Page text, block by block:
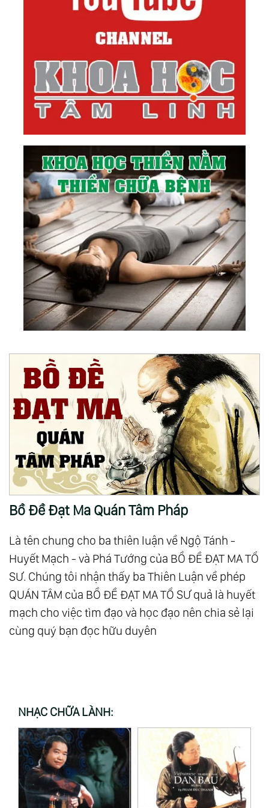
Khoa Học Tâm Linh Kiến Đại Đồng
80.Sự Thật - The Truth
Ảo Ảnh
82.Sự Sống Của Đất - Hãy Bảo Vệ Đất
83.Thượng Đế Bảo Ta Rằng...
84.Ma Khảo
Bàn Về Đạo Và Giáo
86.Chữa Lành (Healing) Là Gì?
87.Sức Mạnh Của Sự Dịu Dàng
88.Tâm Lương Thiện Tỏa Sáng, Thơm Người Và
Cũng Ấm Mình
89.Cách Dòng Ý Thức Tác Động Lên Cuộc Đời
Bạn
90.Hành Trình Của Giác Ngộ
91. Sáng Thế Chủ
92.Người Thầy Lớn Nhất
94. Con Đường Trung Đạo
95.Chân Tâm
96.Chân Ái
97.Thượng Đế Muôn Màu
98.Tùy Duyên
99. Bản Chất Của Sự Sống
100.Viết Về Cái Không
101.Cuộc Đại Khủng Hoảng
102. Cuộc Đối Thoại Giữa Thiện Và Ác
103.Thức Tỉnh Ảo
104.Thế Giới Này Vốn Không Tồn Tại Bóng Tối, Cái
Lạnh Và Sự Xấu Xa
105.Chia Sẻ Pháp Đạo
106.Không Phân Biệt Là Tình Yêu Thương Lớn Lao
Nhất
110.Đại Đồng
111.Cái Giá Của Sự Tỉnh Thức
112.Luật Của Một
113.Tất Cả Chúng Ta Đều Là Một
114.Cuộc Sống Cân Bằng: Chìa Khóa Hài Hòa Từ
Bồ Đề Đạt Ma Quán Tâm Pháp
Là tên chung cho ba thiên luận về Ngộ Tánh -
Huyết Mạch - và Phá Tướng của BỒ ĐỀ ĐẠT MA TỔ
SƯ. Chúng tôi nhận thấy ba Thiên Luận về phép
QUÁN TÂM của BỒ ĐỀ ĐẠT MA TỔ SƯ quả là huyết
mạch cho việc tìm đạo và học đạo nên chia sẻ lại
cùng quý bạn đọc hữu duyên
NHẠC CHỮA LÀNH: